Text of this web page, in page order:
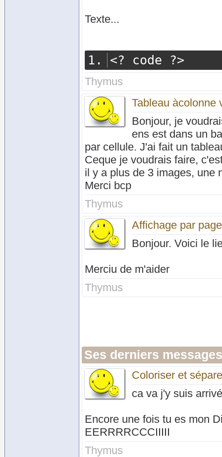
Texte...
<? code ?>
Thymus
Tableau àcolonne
Bonjour, je
ens est dans un
par cellule. J'ai fait un
Ceque je voudrais faire,
il y a plus de 3 images, une
Merci bcp
Thymus
Affichage par
Bonjour. Voici le
Merciu de m'aider
Thymus
Ses derniers
Coloriser et
ca va j'y suis
Encore une fois tu es mon
EERRRRCCCIIIII
Thymus